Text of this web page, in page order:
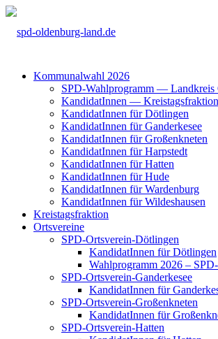
Kom­mu­nal­wahl 2026
SPD-Wahl­pro­gramm — Land­kreis
Kan­di­da­tIn­nen — Kreis­tags­frak­ti­on
Kan­di­da­tIn­nen für Döt­lin­gen
Kan­di­da­tIn­nen für Gan­der­ke­see
Kan­di­da­tIn­nen für Groß­enkne­ten
Kan­di­da­tIn­nen für Harp­s­tedt
Kan­di­da­tIn­nen für Hat­ten
Kan­di­da­tIn­nen für Hude
Kan­di­da­tIn­nen für War­den­burg
Kan­di­da­tIn­nen für Wil­des­hau­sen
Kreis­tags­frak­ti­on
Orts­ver­ei­ne
SPD-Orts­­ver­­ein-Döt­­lin­­gen
Kan­di­da­tIn­nen für Döt­lin­gen
Wahl­pro­gramm 2026 –
SPD-Orts­­ver­­ein-Gan­­der­ke­­see
Kan­di­da­tIn­nen für
SPD-Orts­­ver­­ein-Gro­ß­en­k­ne­­ten
Kan­di­da­tIn­nen für
SPD-Orts­­ver­­ein-Hat­­ten